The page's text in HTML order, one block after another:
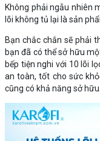
Không phải ngẫu nhiên
lõi không tủ lại là sản
Bạn chắc chắn sẽ phải
bạn đã có thể sở hữu
bếp tiện nghi với 10 lõi
an toàn, tốt cho sức
cũng có khả năng sở hữu.